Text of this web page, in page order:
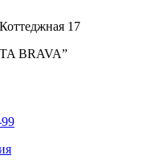
17
BRAVA”